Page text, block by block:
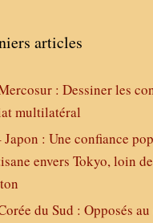
articles
: Dessiner les
multilatéral
Japon : Une confiance
envers Tokyo, loin
du Sud : Opposés